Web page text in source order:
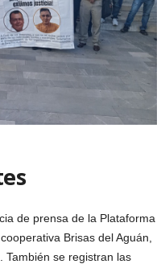
de prensa de la Plataforma
Brisas del Aguán,
También se registran las